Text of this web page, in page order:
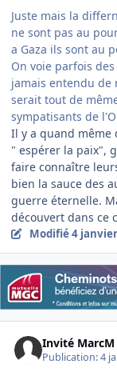
Juste mais la
ne sont pas au
a Gaza ils sont au
On voie parfois
jamais entendu de
serait tout de
sympatisants de
Il y a quand même
" espérer la paix",
faire connaître
bien la sauce des
guerre éternelle.
découvert dans ce
Modifié4
Invité MarcM
Publication:4